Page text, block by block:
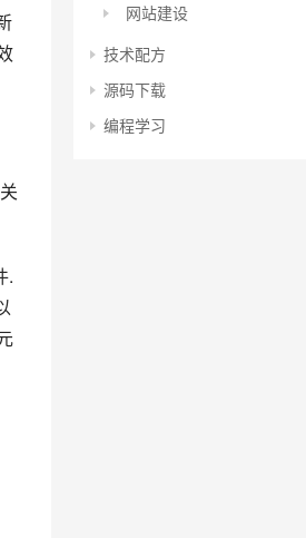
.
网站建设
技术配方
源码下载
编程学习